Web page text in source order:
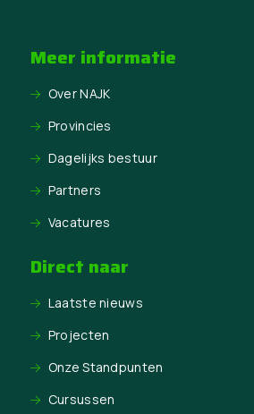
Meer informatie
Over NAJK
Provincies
Dagelijks bestuur
Partners
Vacatures
Direct naar
Laatste nieuws
Projecten
Onze Standpunten
Cursussen